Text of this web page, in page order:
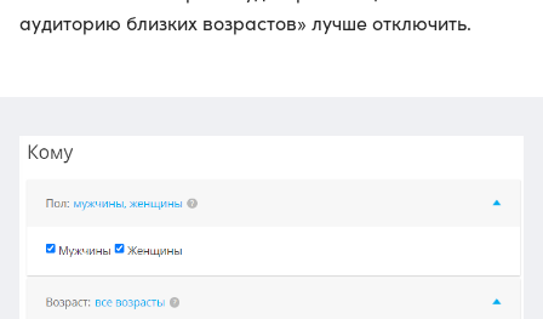
аудиторию близких возрастов» лучше отключить.